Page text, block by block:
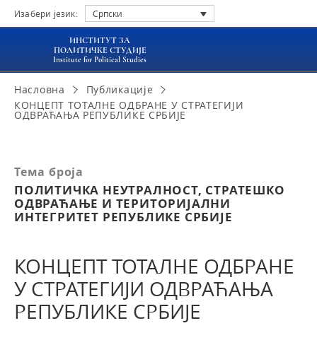
Изабери језик: Српски
ИНСТИТУТ ЗА
ПОЛИТИЧКЕ СТУДИЈЕ
Institute for Political Studies
Насловна
Публикације
КОНЦЕПТ ТОТАЛНЕ ОДБРАНЕ У СТРАТЕГИЈИ
ОДВРАЋАЊА РЕПУБЛИКЕ СРБИЈЕ
Тема броја
ПОЛИТИЧКА НЕУТРАЛНОСТ, СТРАТЕШКО
ОДВРАЋАЊЕ И ТЕРИТОРИЈАЛНИ
ИНТЕГРИТЕТ РЕПУБЛИКЕ СРБИЈЕ
КОНЦЕПТ ТОТАЛНЕ ОДБРАНЕ
У СТРАТЕГИЈИ ОДВРАЋАЊА
РЕПУБЛИКЕ СРБИЈЕ